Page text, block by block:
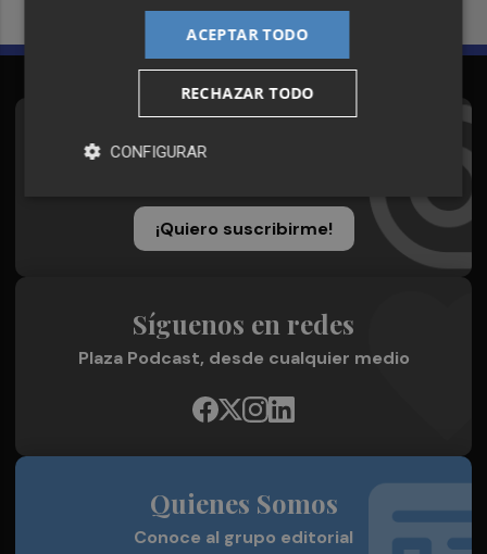
Suscríbete al Boletín
¡Quiero suscribirme!
Síguenos en redes
Plaza Podcast, desde cualquier medio
Quienes Somos
Conoce al grupo editorial
ACEPTAR TODO
RECHAZAR TODO
CONFIGURAR